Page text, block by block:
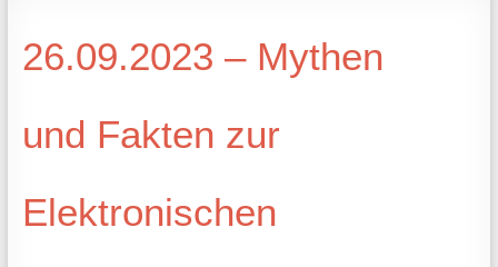
26.09.2023 – Mythen
und Fakten zur
Elektronischen